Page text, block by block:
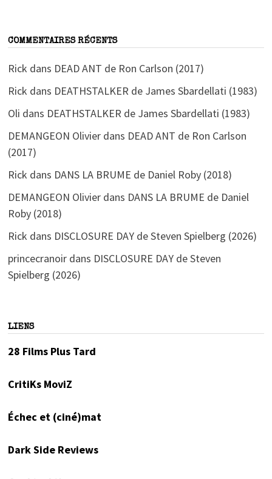
COMMENTAIRES RÉCENTS
Rick dans DEAD ANT de Ron Carlson (2017)
Rick dans DEATHSTALKER de James Sbardellati (1983)
Oli dans DEATHSTALKER de James Sbardellati (1983)
DEMANGEON Olivierdans DEAD ANT de Ron Carlson
(2017)
Rick dans DANS LA BRUME de Daniel Roby (2018)
DEMANGEON Olivierdans DANS LA BRUME de Daniel
Roby (2018)
Rick dans DISCLOSURE DAY de Steven Spielberg (2026)
princecranoirdans DISCLOSURE DAY de Steven
Spielberg (2026)
LIENS
28 Films Plus Tard
CritiKs MoviZ
Échec et (ciné)mat
Dark Side Reviews